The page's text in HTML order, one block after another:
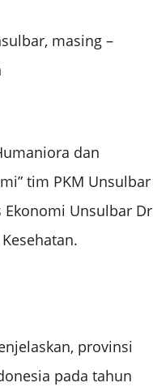
masing –
dan
tim PKM Unsulbar
Unsulbar
provinsi
pada tahun